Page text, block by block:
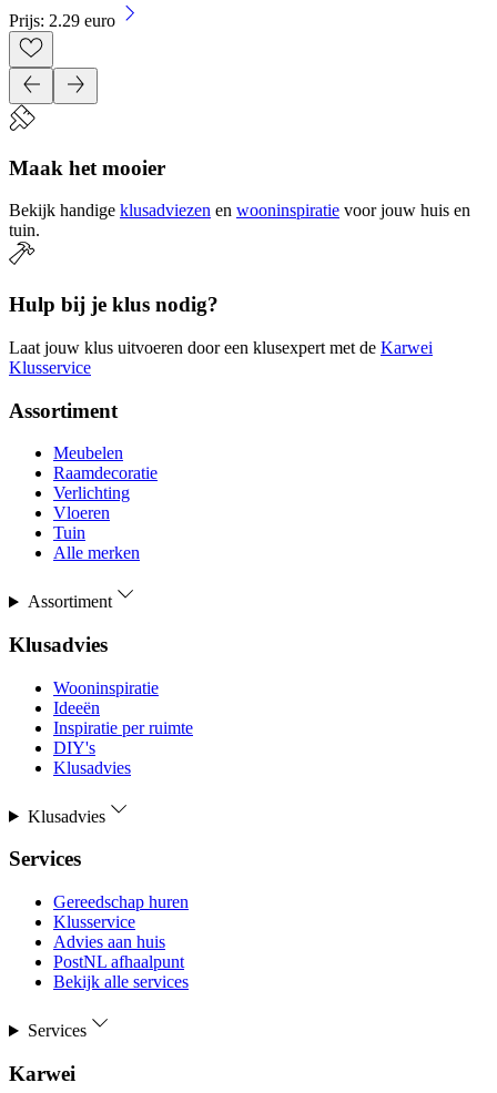
Prijs: 2.29 euro
Maak het mooier
Bekijk handige klusadviezen en wooninspiratie voor jouw huis en
tuin.
Hulp bij je klus nodig?
Laat jouw klus uitvoeren door een klusexpert met de Karwei
Klusservice
Assortiment
Meubelen
Raamdecoratie
Verlichting
Vloeren
Tuin
Alle merken
Assortiment
Klusadvies
Wooninspiratie
Ideeën
Inspiratie per ruimte
DIY's
Klusadvies
Klusadvies
Services
Gereedschap huren
Klusservice
Advies aan huis
PostNL afhaalpunt
Bekijk alle services
Services
Karwei